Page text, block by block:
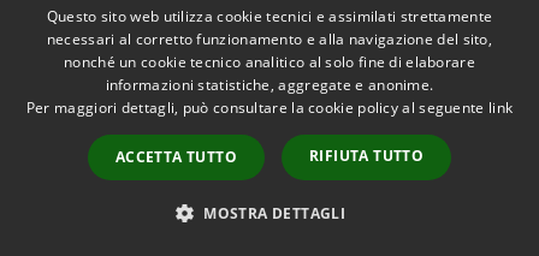
Amministrazione trasparente
Informativa privacy
Questo sito web utilizza cookie tecnici e assimilati strettamente
necessari al corretto funzionamento e alla navigazione del sito,
nonché un cookie tecnico analitico al solo fine di elaborare
informazioni statistiche, aggregate e anonime.
Per maggiori dettagli, può consultare la cookie policy al seguente link
ACCETTA TUTTO RIFIUTA TUTTO
MOSTRA DETTAGLI